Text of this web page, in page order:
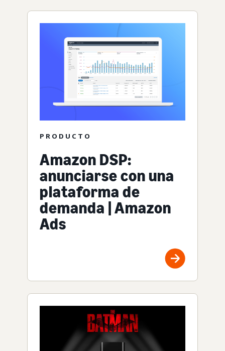
PRODUCTO
Amazon DSP:
anunciarse con una
plataforma de
demanda | Amazon
Ads